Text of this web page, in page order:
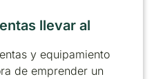
llevar al
y equipamiento
de emprender un